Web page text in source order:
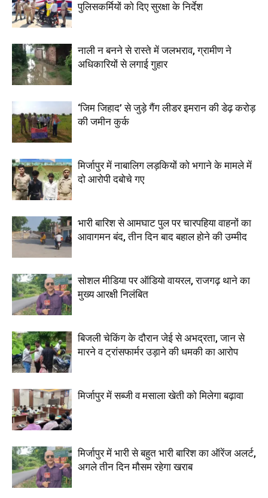
पुलिसकर्मियों को दिए सुरक्षा के निर्देश
नाली न बनने से रास्ते में जलभराव, ग्रामीण ने
अधिकारियों से लगाई गुहार
‘जिम जिहाद’ से जुड़े गैंग लीडर इमरान की डेढ़ करोड़
की जमीन कुर्क
मिर्जापुर में नाबालिग लड़कियों को भगाने के मामले में
दो आरोपी दबोचे गए
भारी बारिश से आमघाट पुल पर चारपहिया वाहनों का
आवागमन बंद, तीन दिन बाद बहाल होने की उम्मीद
सोशल मीडिया पर ऑडियो वायरल, राजगढ़ थाने का
मुख्य आरक्षी निलंबित
बिजली चेकिंग के दौरान जेई से अभद्रता, जान से
मारने व ट्रांसफार्मर उड़ाने की धमकी का आरोप
मिर्जापुर में सब्जी व मसाला खेती को मिलेगा बढ़ावा
मिर्जापुर में भारी से बहुत भारी बारिश का ऑरेंज अलर्ट,
अगले तीन दिन मौसम रहेगा खराब